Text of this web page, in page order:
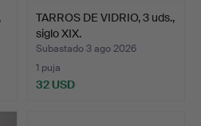
TARROS DE VIDRIO, 3 uds.,
siglo XIX.
Subastado 3 ago 2026
1 puja
32 USD